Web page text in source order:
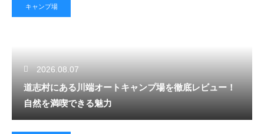
キャンプ場
2026.08.07
道志村にある川端オートキャンプ場を徹底レビュー！
自然を満喫できる魅力